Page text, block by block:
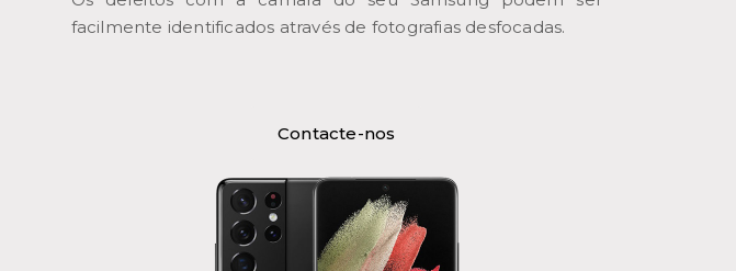
facilmente identificados através de fotografias desfocadas.
Contacte-nos